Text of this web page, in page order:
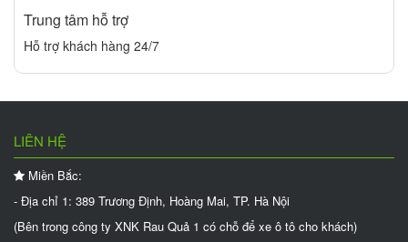
Trung tâm hỗ trợ
Hỗ trợ khách hàng 24/7
LIÊN HỆ
Miền Bắc:
- Địa chỉ 1: 389 Trương Định, Hoàng Mai, TP. Hà Nội
(Bên trong công ty XNK Rau Quả 1 có chỗ để xe ô tô cho khách)